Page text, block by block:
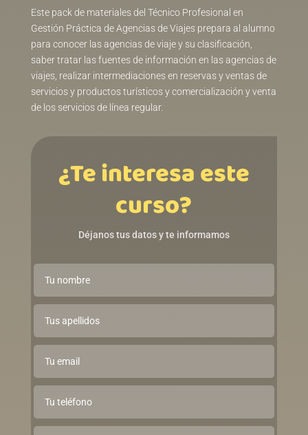
Este pack de materiales del Técnico Profesional en
Gestión Práctica de Agencias de Viajes prepara al alumno
para conocer las agencias de viaje y su clasificación,
saber tratar las fuentes de información en las agencias de
viajes, realizar intermediaciones en reservas y ventas de
servicios y productos turísticos y comercialización y venta
de los servicios de línea regular.
¿Te interesa este
curso?
Déjanos tus datos y te informamos